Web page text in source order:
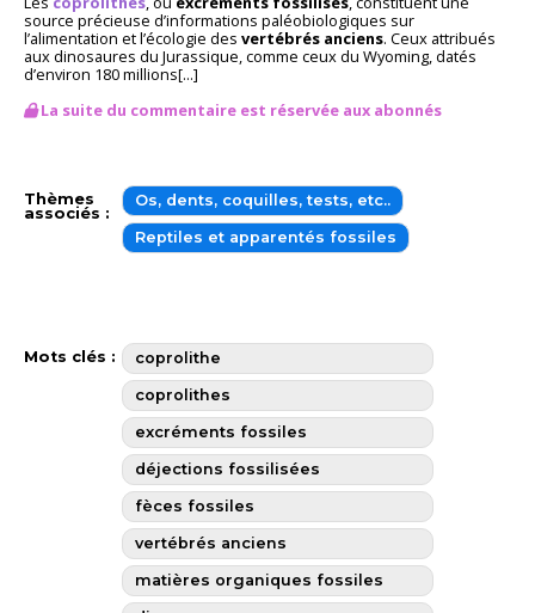
source précieuse d’informations paléobiologiques sur
l’alimentation et l’écologie des vertébrés anciens. Ceux attribués
aux dinosaures du Jurassique, comme ceux du Wyoming, datés
d’environ 180 millions[...]
La suite du commentaire est réservée aux abonnés
Thèmes
associés :
Os, dents, coquilles, tests, etc..
Reptiles et apparentés fossiles
Mots clés : coprolithe
coprolithes
excréments fossiles
déjections fossilisées
fèces fossiles
vertébrés anciens
matières organiques fossiles